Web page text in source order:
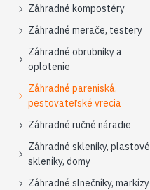
Záhradné kompostéry
Záhradné merače, testery
Záhradné obrubníky a
oplotenie
Záhradné pareniská,
pestovateľské vrecia
Záhradné ručné náradie
Záhradné skleníky, plastové
skleníky, domy
Záhradné slnečníky, markízy